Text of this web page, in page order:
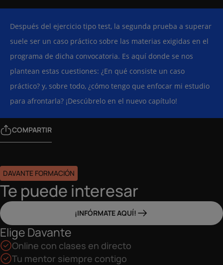
Después del ejercicio tipo test, la segunda prueba a superar
suele ser un caso práctico sobre las materias exigidas en el
programa de dicha convocatoria. Es aquí donde se nos
plantean estas cuestiones: ¿En qué consiste un caso
práctico? y, sobre todo, ¿cómo tengo que enfocar mi estudio
para afrontarla? ¡Descúbrelo en el nuevo capítulo!
COMPARTIR
DAVANTE FORMACIÓN
Te puede interesar
¡INFÓRMATE AQUÍ!
Elige Davante
Online con clases en directo
Tu mentor siempre contigo